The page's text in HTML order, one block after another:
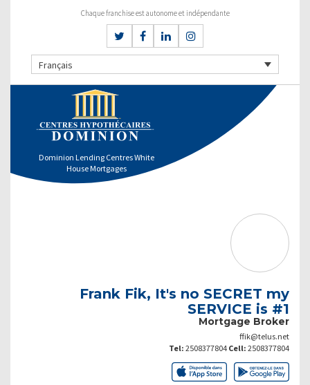
Chaque franchise est autonome et indépendante
Français
Dominion Lending Centres White
House Mortgages
Frank Fik, It's no SECRET my
SERVICE is #1
Mortgage Broker
ffik@telus.net
Tel: 2508377804 Cell: 2508377804